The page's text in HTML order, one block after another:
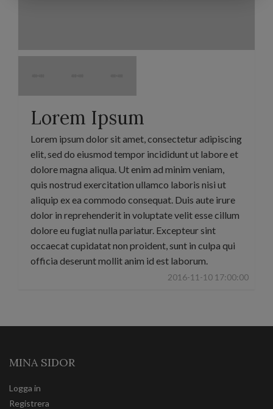
2016-11-10 17:00:00
Lorem Ipsum
Lorem ipsum dolor sit amet, consectetur adipiscing
elit, sed do eiusmod tempor incididunt ut labore et
dolore magna aliqua. Ut enim ad minim veniam,
quis nostrud exercitation ullamco laboris nisi ut
aliquip ex ea commodo consequat. Duis aute irure
dolor in reprehenderit in voluptate velit esse cillum
dolore eu fugiat nulla pariatur. Excepteur sint
occaecat cupidatat non proident, sunt in culpa qui
officia deserunt mollit anim id est laborum.
MINA SIDOR
Logga in
Registrera